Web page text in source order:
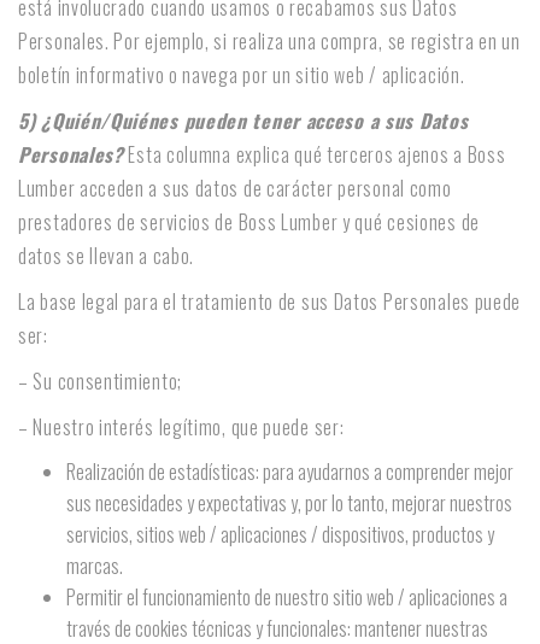
está involucrado cuando usamos o recabamos sus Datos
Personales. Por ejemplo, si realiza una compra, se registra en un
boletín informativo o navega por un sitio web / aplicación.
5) ¿Quién/Quiénes pueden tener acceso a sus Datos
Personales?Esta columna explica qué terceros ajenos a Boss
Lumber acceden a sus datos de carácter personal como
prestadores de servicios de Boss Lumber y qué cesiones de
datos se llevan a cabo.
La base legal para el tratamiento de sus Datos Personales puede
ser:
– Su consentimiento;
– Nuestro interés legítimo, que puede ser:
Realización de estadísticas: para ayudarnos a comprender mejor
sus necesidades y expectativas y, por lo tanto, mejorar nuestros
servicios, sitios web / aplicaciones / dispositivos, productos y
marcas.
Permitir el funcionamiento de nuestro sitio web / aplicaciones a
través de cookies técnicas y funcionales: mantener nuestras